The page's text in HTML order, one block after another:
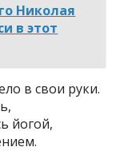
Николая
в этот
в свои руки.
йогой,